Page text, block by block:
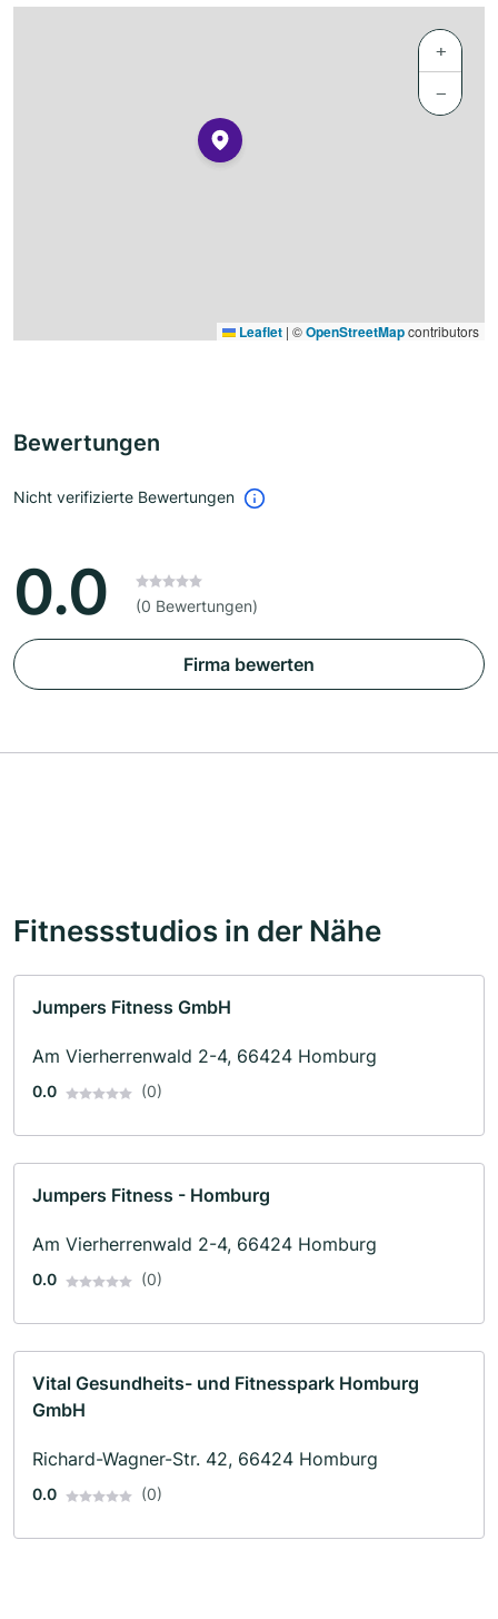
+
−
Leaflet | ©OpenStreetMapcontributors
Bewertungen
Nicht verifizierte Bewertungen
0.0 (0 Bewertungen)
Firma bewerten
Fitnessstudios in der Nähe
Jumpers Fitness GmbH
Am Vierherrenwald 2-4, 66424 Homburg
0.0 (0)
Jumpers Fitness - Homburg
Am Vierherrenwald 2-4, 66424 Homburg
0.0 (0)
Vital Gesundheits- und Fitnesspark Homburg
GmbH
Richard-Wagner-Str. 42, 66424 Homburg
0.0 (0)